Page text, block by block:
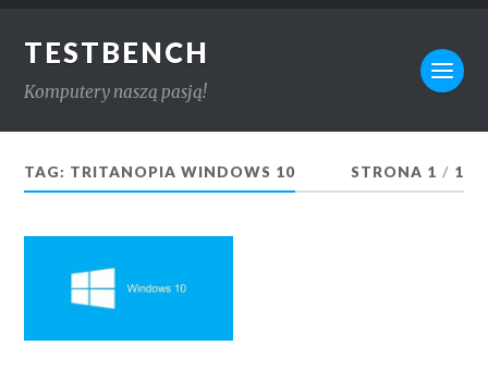
TESTBENCH
Komputery naszą pasją!
TAG: TRITANOPIA WINDOWS 10 STRONA 1 / 1